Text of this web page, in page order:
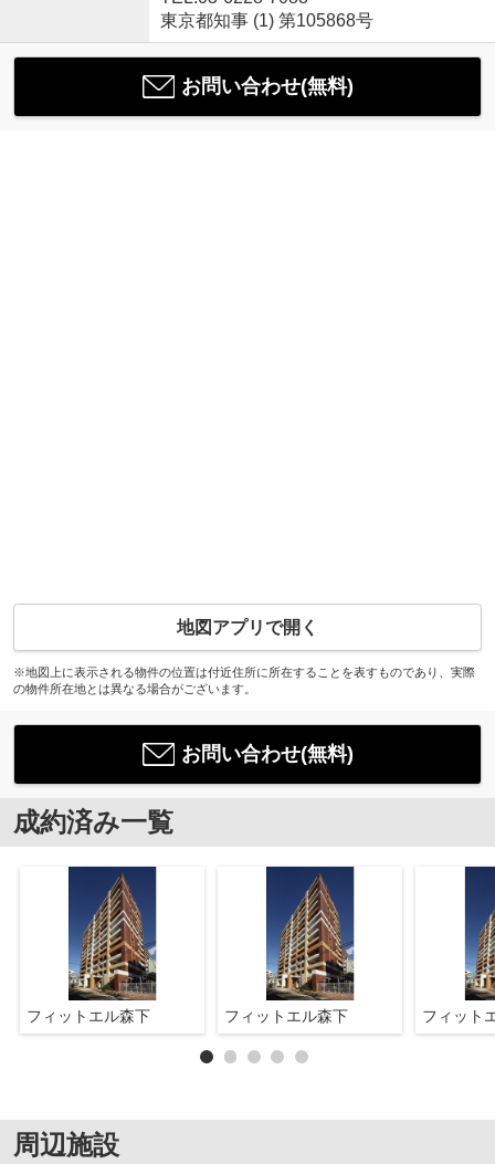
東京都知事 (1) 第105868号
お問い合わせ(無料)
地図アプリで開く
※地図上に表示される物件の位置は付近住所に所在することを表すものであり、実際
の物件所在地とは異なる場合がございます。
お問い合わせ(無料)
成約済み一覧
フィットエル森下 フィットエル森下 フィット
周辺施設